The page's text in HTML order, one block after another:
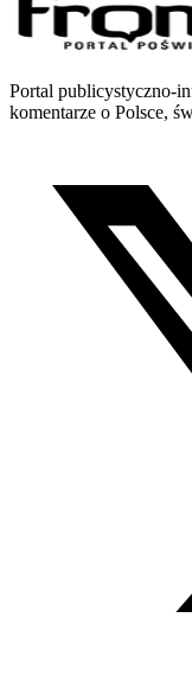
Portal publicystyczno-
komentarze o Polsce,